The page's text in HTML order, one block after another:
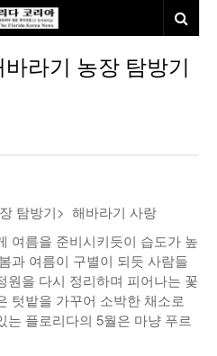
라기 농장 탐방기
탐방기> 해바라기 사랑
여름을 준비시키듯이 습도가 높
과 여름이 구별이 되듯 사람들
원을 다시 정리하며 피어나는 꽃
텃밭을 가꾸어 소박한 채소로
는 플로리다의 5월은 마냥 푸르